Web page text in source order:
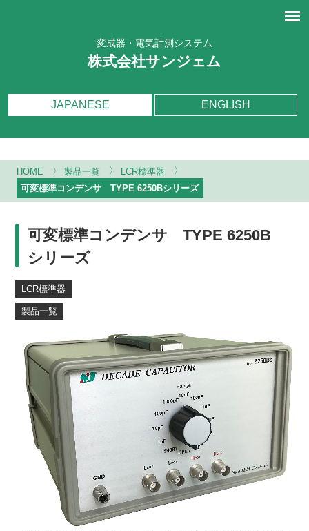
変成器・電気計測システム
株式会社サンジェム
JAPANESE ENGLISH
HOME 〉 製品一覧 〉 LCR標準器 〉
可変標準コンデンサ TYPE 6250Bシリーズ
可変標準コンデンサ TYPE 6250B
シリーズ
LCR標準器
製品一覧